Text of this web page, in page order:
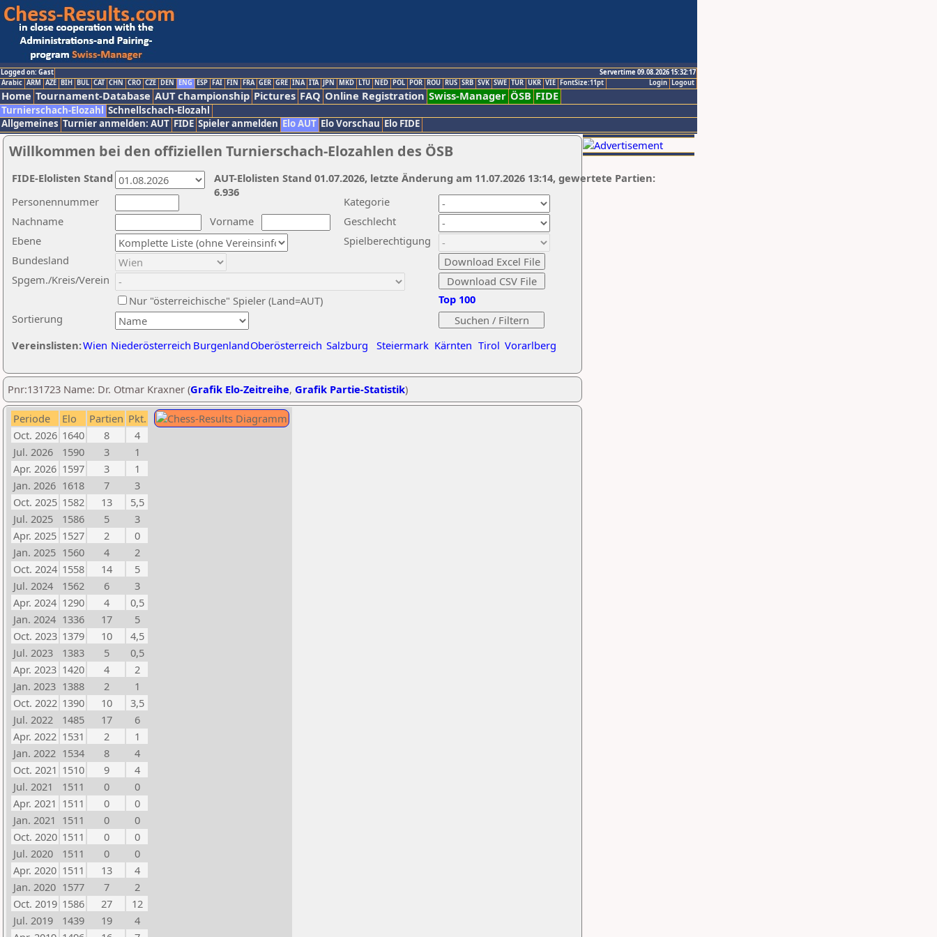
Logged on: Gast
Servertime 09.08.2026 15:32:17
Logout
Login
Arabic ARM AZE BIH BUL CAT CHN CRO CZE DEN ENG ESP FAI FIN FRA GER GRE INA ITA JPN MKD LTU NED POL POR ROU RUS SRB SVK SWE TUR UKR VIE FontSize:11pt
Home Tournament-Database AUT championship Pictures FAQ Online Registration Swiss-Manager ÖSB FIDE
Turnierschach-Elozahl Schnellschach-Elozahl
Allgemeines Turnier anmelden: AUT FIDE Spieler anmelden Elo AUT Elo Vorschau Elo FIDE
Willkommen bei den offiziellen Turnierschach-Elozahlen des ÖSB
Nachname
Vorname
Ebene
Kategorie
Sortierung
Personennummer
Bundesland
Spgem./Kreis/Verein
Geschlecht
Nur "österreichische" Spieler (Land=AUT)
Spielberechtigung
Vereinslisten:Wien Niederösterreich BurgenlandOberösterreich Salzburg Steiermark Kärnten Tirol Vorarlberg
Top 100
AUT-Elolisten Stand 01.07.2026, letzte Änderung am 11.07.2026 13:14, gewertete Partien:
6.936
FIDE-Elolisten Stand
Pnr:131723 Name: Dr. Otmar Kraxner (Grafik Elo-Zeitreihe, Grafik Partie-Statistik)
Periode Elo Partien Pkt.
Oct. 2026 1640 8
4
Jul. 2026
1590 3
1
Apr. 2026 1597 3
1
Jan. 2026 1618 7
3
Oct. 2025 1582 13
5,5
Jul. 2025
1586 5
3
Apr. 2025 1527 2
0
Jan. 2025 1560 4
2
Oct. 2024 1558 14
5
Jul. 2024
1562 6
3
Apr. 2024 1290 4
0,5
Jan. 2024 1336 17
5
Oct. 2023 1379 10
4,5
Jul. 2023
1383 5
0,5
Apr. 2023 1420 4
2
Jan. 2023 1388 2
1
Oct. 2022 1390 10
3,5
Jul. 2022
1485 17
6
Apr. 2022 1531 2
1
Jan. 2022 1534 8
4
Oct. 2021 1510 9
4
Jul. 2021
1511 0
0
Apr. 2021 1511 0
0
Jan. 2021 1511 0
0
Oct. 2020 1511 0
0
Jul. 2020
1511 0
0
Apr. 2020 1511 13
4
Jan. 2020 1577 7
2
Oct. 2019 1586 27
12
Jul. 2019
1439 19
4